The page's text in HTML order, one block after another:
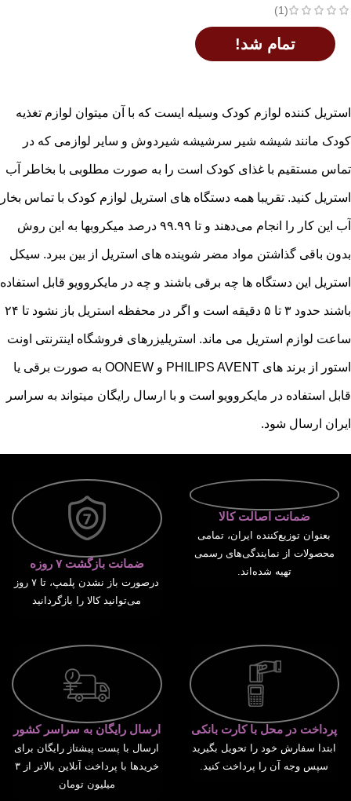
(1)
تمام شد!
استریل کننده لوازم کودک وسیله ایست که با آن میتوان لوازم تغذیه
کودک مانند شیشه شیر سرشیشه شیردوش و سایر لوازمی که در
تماس مستقیم با غذای کودک است را به صورت مطلوبی با بخاطر آب
استریل کنید. تقریبا همه دستگاه های استریل لوازم کودک با تماس بخار
آب این کار را انجام می‌دهند و تا ۹۹.۹۹ درصد میکروبها به این روش
بدون باقی گذاشتن مواد مضر شوینده های استریل از بین ببرد. سیکل
استریل این دستگاه ها چه برقی باشند و چه در مایکروویو قابل استفاده
باشند حدود ۳ تا ۵ دقیقه است و اگر در محفظه استریل باز نشود تا ۲۴
ساعت لوازم استریل می ماند. استریلیزرهای فروشگاه اینترنتی اونت
استور از برند های PHILIPS AVENT و OONEW به صورت برقی یا
قابل استفاده در مایکروویو است و با ارسال رایگان میتواند به سراسر
ایران ارسال شود.
ضمانت اصالت کالا
بعنوان توزیع‌کننده ایران، تمامی
محصولات از نمایندگی‌های رسمی
تهیه شده‌اند.
ضمانت بازگشت ۷ روزه
درصورت باز نشدن پلمپ، تا ۷ روز
می‌توانید کالا را بازگردانید
پرداخت در محل با کارت بانکی
ابتدا سفارش خود را تحویل بگیرید
سپس وجه آن را پرداخت کنید.
ارسال رایگان به سراسر کشور
ارسال با پست پیشتاز رایگان برای
خریدها با پرداخت آنلاین بالاتر از ۳
میلیون تومان